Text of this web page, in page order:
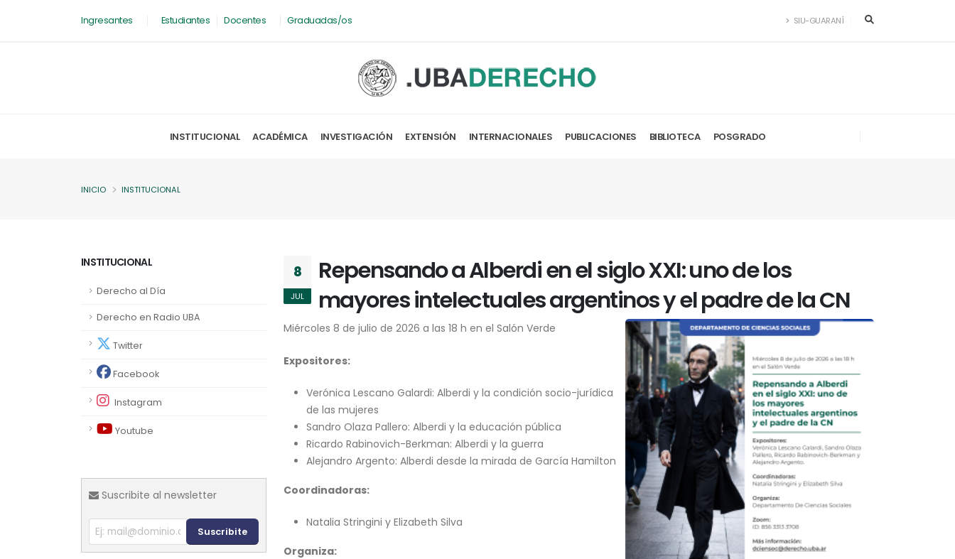
Ingresantes Estudiantes Docentes Graduadas/os SIU-GUARANÍ
INSTITUCIONAL ACADÉMICA INVESTIGACIÓN EXTENSIÓN INTERNACIONALES PUBLICACIONES BIBLIOTECA POSGRADO
INICIO INSTITUCIONAL
INSTITUCIONAL
Derecho al Día
Derecho en Radio UBA
Twitter
Facebook
Instagram
Youtube
Suscribite al newsletter
Suscribite
8
JUL
Repensando a Alberdi en el siglo XXI: uno de los
mayores intelectuales argentinos y el padre de la CN
Miércoles 8 de julio de 2026 a las 18 h en el Salón Verde
Expositores:
Verónica Lescano Galardi: Alberdi y la condición socio-jurídica
de las mujeres
Sandro Olaza Pallero: Alberdi y la educación pública
Ricardo Rabinovich-Berkman: Alberdi y la guerra
Alejandro Argento: Alberdi desde la mirada de García Hamilton
Coordinadoras:
Natalia Stringini y Elizabeth Silva
Organiza: